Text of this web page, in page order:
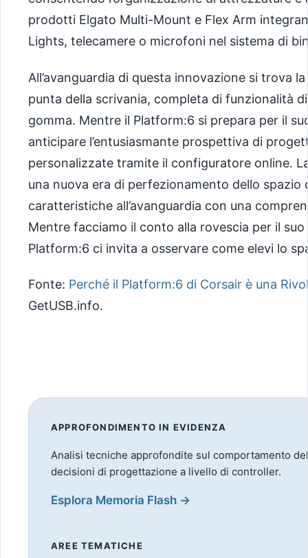
prodotti Elgato Multi-Mount e Flex Arm
Lights, telecamere o microfoni nel sistema di
All’avanguardia di questa innovazione si trova
punta della scrivania, completa di funzionalità
gomma. Mentre il Platform:6 si prepara per il
anticipare l’entusiasmante prospettiva di
personalizzate tramite il configuratore online.
una nuova era di perfezionamento dello spazio
caratteristiche all’avanguardia con una
Mentre facciamo il conto alla rovescia per il
Platform:6 ci invita a osservare come elevi lo
Fonte: Perché il Platform:6 di Corsair è una
GetUSB.info.
APPROFONDIMENTO IN EVIDENZA
Analisi tecniche approfondite sul comportamento
decisioni di progettazione a livello di controller.
Esplora Memoria Flash →
AREE TEMATICHE